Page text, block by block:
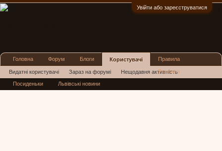
Увійти або зареєструватися
Головна Форум Блоги Користувачі
Видатні користувачі Зараз на форумі Нещодавня активність
Нові повідомлення профілю
Правила
Реклама
Посиденьки Львівські новини